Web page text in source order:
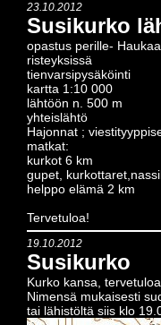
23.10.2012
Susikurko
opastus perille-
risteyksissä
tienvarsipysäköinti
kartta 1:10 000
lähtöön n. 500 m
yhteislähtö
Hajonnat ;
matkat:
kurkot 6 km
gupet,
helppo elämä 2 km
Tervetuloa!
19.10.2012
Susikurko
Kurko kansa,
Nimensä mukaisesti
tai lähistöltä siis klo